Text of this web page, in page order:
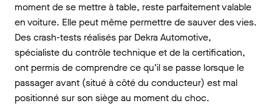
moment de se mettre à table, reste parfaitement valable
en voiture. Elle peut même permettre de sauver des vies.
Des crash-tests réalisés par Dekra Automotive,
spécialiste du contrôle technique et de la certification,
ont permis de comprendre ce qu’il se passe lorsque le
passager avant (situé à côté du conducteur) est mal
positionné sur son siège au moment du choc.